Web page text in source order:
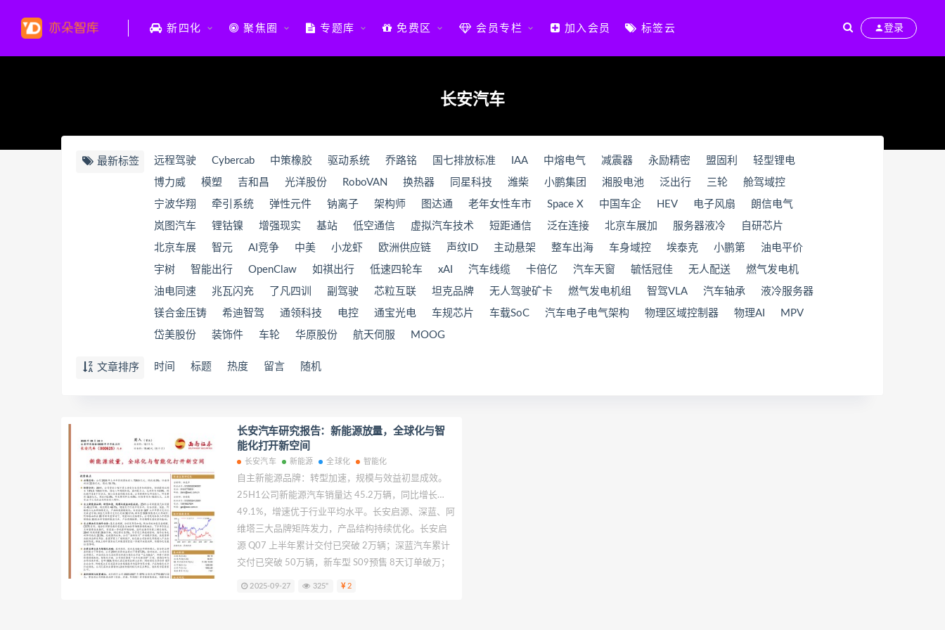
新四化 聚焦圈 专题库 免费区 会员专栏 加入会员 标签云 登录
长安汽车
最新标签 远程驾驶 Cybercab 中策橡胶 驱动系统 乔路铭 国七排放标准 IAA 中熔电气 减震器 永励精密 盟固利 轻型锂电
博力威 模塑 吉和昌 光洋股份 RoboVAN 换热器 同星科技 潍柴 小鹏集团 湘股电池 泛出行 三轮 舱驾域控
宁波华翔 牵引系统 弹性元件 钠离子 架构师 图达通 老年女性车市 Space X 中国车企 HEV 电子风扇 朗信电气
岚图汽车 锂钴镍 增强现实 基站 低空通信 虚拟汽车技术 短距通信 泛在连接 北京车展加 服务器液冷 自研芯片
北京车展 智元 AI竞争 中美 小龙虾 欧洲供应链 声纹ID 主动悬架 整车出海 车身域控 埃泰克 小鹏第 油电平价
宇树 智能出行 OpenClaw 如祺出行 低速四轮车 xAI 汽车线缆 卡倍亿 汽车天窗 毓恬冠佳 无人配送 燃气发电机
油电同速 兆瓦闪充 了凡四训 副驾驶 芯粒互联 坦克品牌 无人驾驶矿卡 燃气发电机组 智驾VLA 汽车轴承 液冷服务器
镁合金压铸 希迪智驾 通领科技 电控 通宝光电 车规芯片 车载SoC 汽车电子电气架构 物理区域控制器 物理AI MPV
岱美股份 装饰件 车轮 华原股份 航天伺服 MOOG
文章排序 时间 标题 热度 留言 随机
长安汽车研究报告：新能源放量，全球化与智
能化打开新空间
长安汽车 新能源 全球化 智能化
自主新能源品牌：转型加速，规模与效益初显成效。
25H1公司新能源汽车销量达 45.2万辆，同比增长
49.1%，增速优于行业平均水平。长安启源、深蓝、阿
维塔三大品牌矩阵发力，产品结构持续优化。长安启
源 Q07 上半年累计交付已突破 2万辆；深蓝汽车累计
交付已突破 50万辆，新车型 S09预售 8天订单破万；
2025-09-27 325" 2